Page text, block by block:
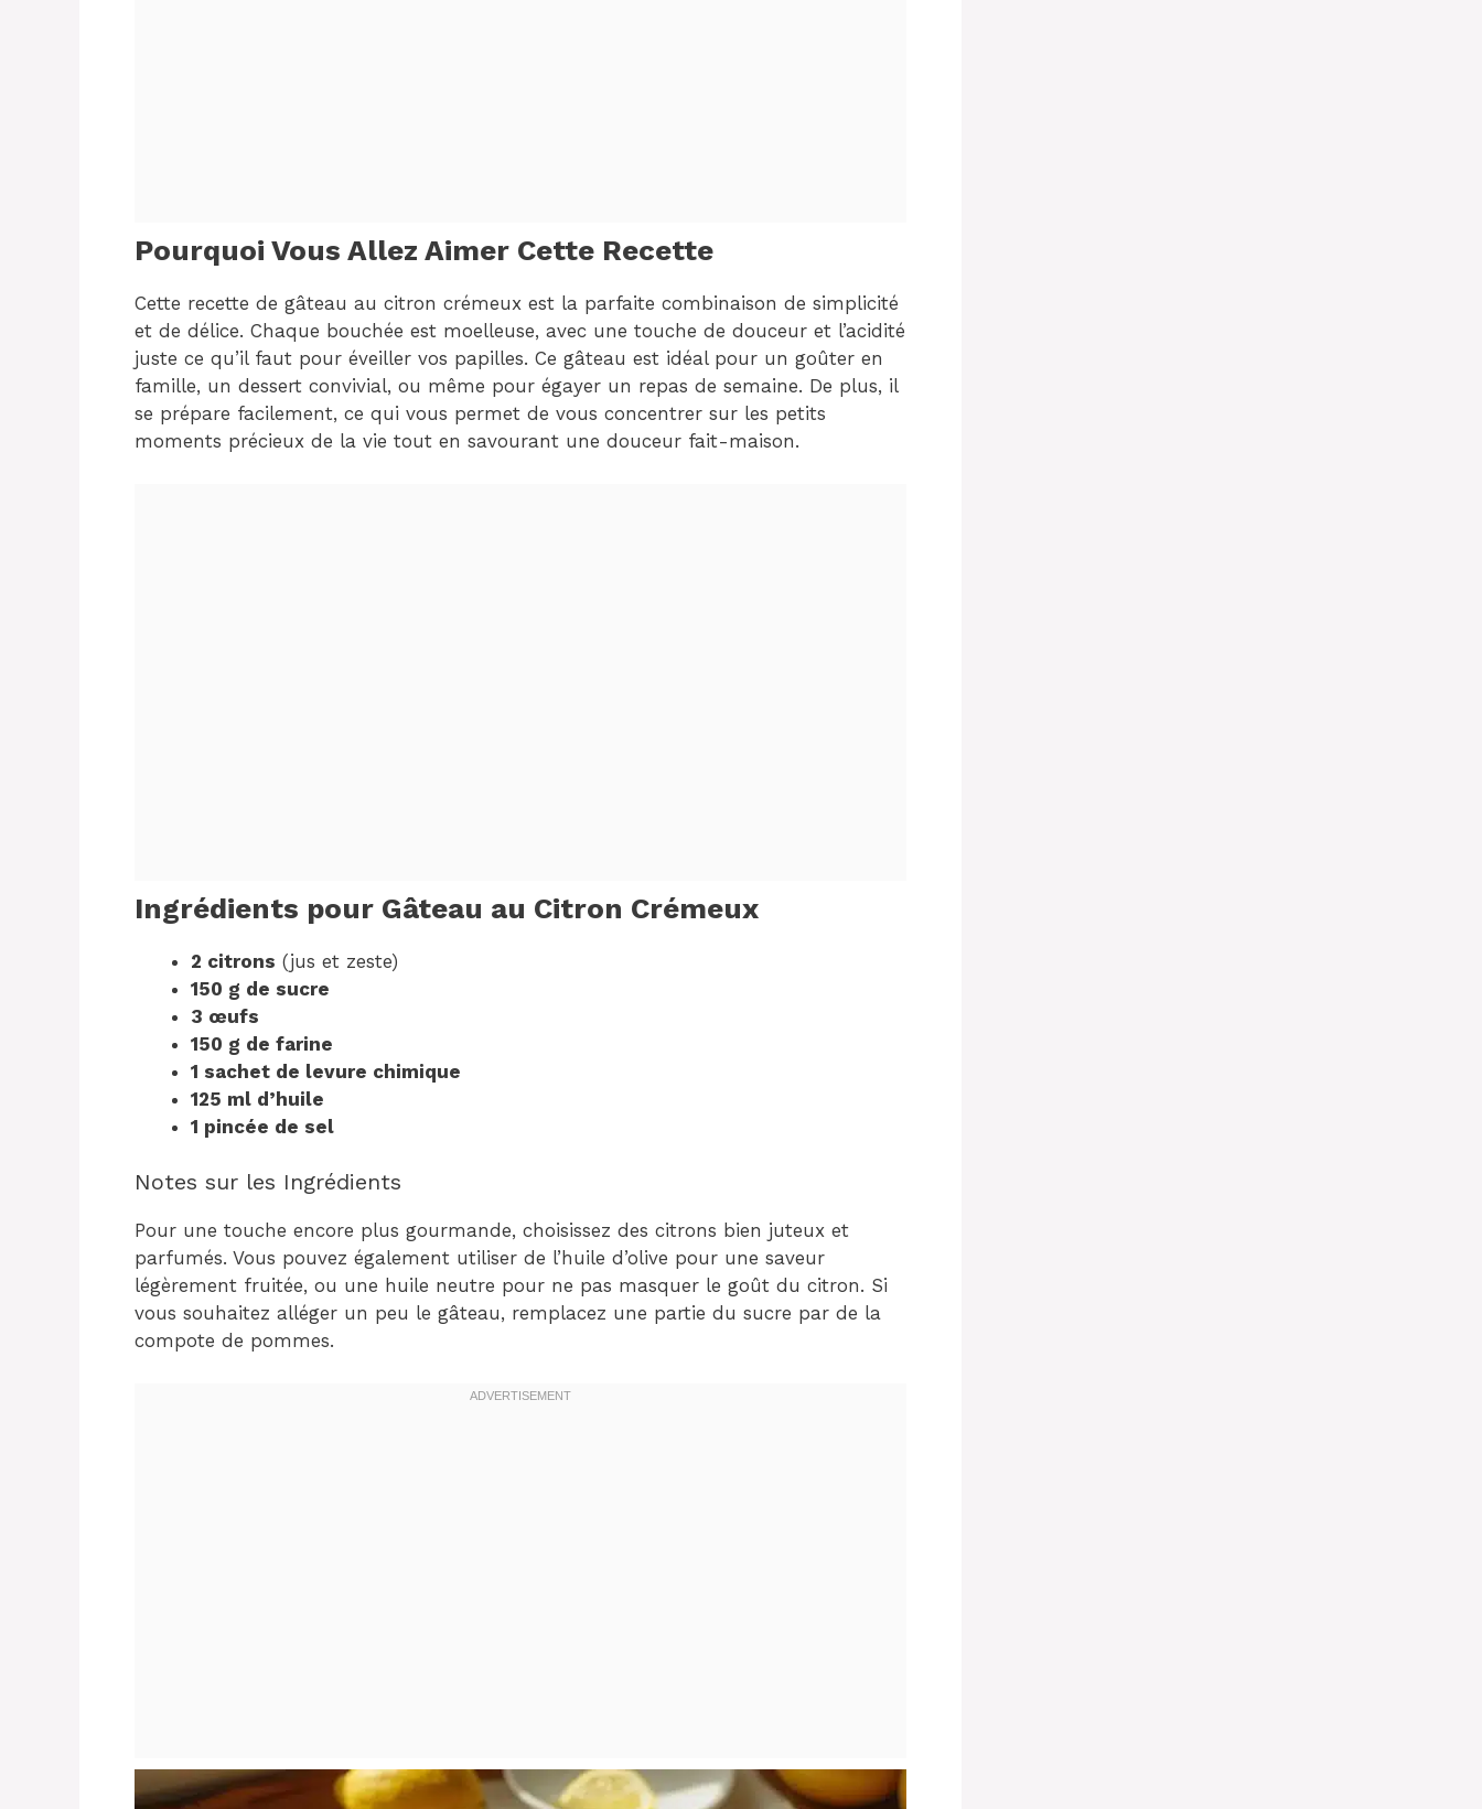
Pourquoi Vous Allez Aimer Cette Recette
Cette recette de gâteau au citron crémeux est la parfaite combinaison de simplicité
et de délice. Chaque bouchée est moelleuse, avec une touche de douceur et l’acidité
juste ce qu’il faut pour éveiller vos papilles. Ce gâteau est idéal pour un goûter en
famille, un dessert convivial, ou même pour égayer un repas de semaine. De plus, il
se prépare facilement, ce qui vous permet de vous concentrer sur les petits
moments précieux de la vie tout en savourant une douceur fait-maison.
Ingrédients pour Gâteau au Citron Crémeux
2 citrons (jus et zeste)
150 g de sucre
3 œufs
150 g de farine
1 sachet de levure chimique
125 ml d’huile
1 pincée de sel
Notes sur les Ingrédients
Pour une touche encore plus gourmande, choisissez des citrons bien juteux et
parfumés. Vous pouvez également utiliser de l’huile d’olive pour une saveur
légèrement fruitée, ou une huile neutre pour ne pas masquer le goût du citron. Si
vous souhaitez alléger un peu le gâteau, remplacez une partie du sucre par de la
compote de pommes.